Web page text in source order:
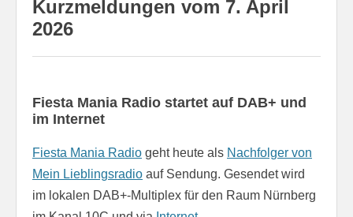
Kurzmeldungen vom 7. April
2026
Fiesta Mania Radio startet auf DAB+ und
im Internet
Fiesta Mania Radio geht heute als Nachfolger von
Mein Lieblingsradio auf Sendung. Gesendet wird
im lokalen DAB+-Multiplex für den Raum Nürnberg